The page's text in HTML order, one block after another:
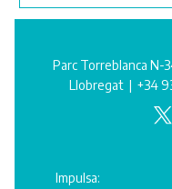
Parc Torreblanca N-
Llobregat | +34
Impulsa: